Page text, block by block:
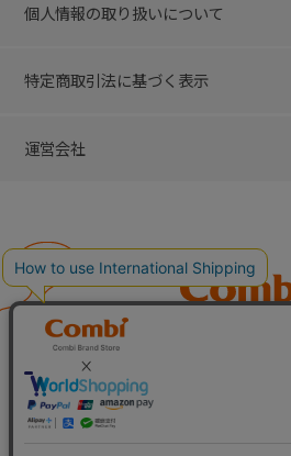
個人情報の取り扱いについて
特定商取引法に基づく表示
運営会社